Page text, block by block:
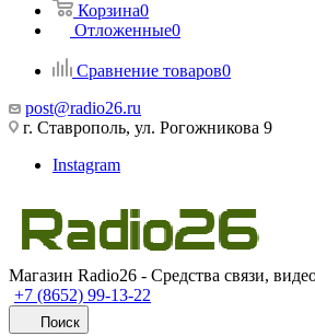
Корзина0
Отложенные0
Сравнение товаров0
post@radio26.ru
г. Ставрополь, ул. Рогожникова 9
Instagram
Магазин Radio26 - Средства связи,
+7 (8652) 99-13-22
Поиск